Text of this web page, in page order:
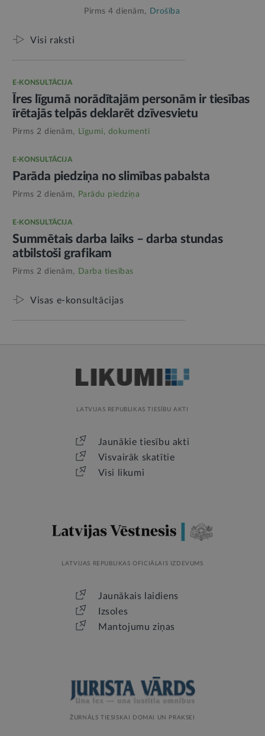
Pirms 4 dienām, Drošība
Visi raksti
E-KONSULTĀCIJA
Īres līgumā norādītajām personām ir tiesības
īrētajās telpās deklarēt dzīvesvietu
Pirms 2 dienām, Līgumi, dokumenti
E-KONSULTĀCIJA
Parāda piedziņa no slimības pabalsta
Pirms 2 dienām, Parādu piedziņa
E-KONSULTĀCIJA
Summētais darba laiks – darba stundas
atbilstoši grafikam
Pirms 2 dienām, Darba tiesības
Visas e-konsultācijas
LATVIJAS REPUBLIKAS TIESĪBU AKTI
Jaunākie tiesību akti
Visvairāk skatītie
Visi likumi
LATVIJAS REPUBLIKAS OFICIĀLAIS IZDEVUMS
Jaunākais laidiens
Izsoles
Mantojumu ziņas
ŽURNĀLS TIESISKAI DOMAI UN PRAKSEI